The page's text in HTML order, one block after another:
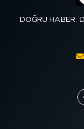
DOĞRU HABER,